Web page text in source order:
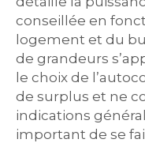
conseillée en
logement et du
de grandeurs
le choix de
de surplus et ne
indications
important de se